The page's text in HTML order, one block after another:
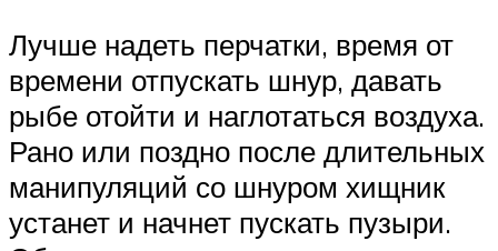
Лучше надеть перчатки, время от
времени отпускать шнур, давать
рыбе отойти и наглотаться воздуха.
Рано или поздно после длительных
манипуляций со шнуром хищник
устанет и начнет пускать пузыри.